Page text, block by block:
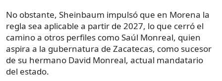
No obstante, Sheinbaum impulsó que en Morena la
regla sea aplicable a partir de 2027, lo que cerró el
camino a otros perfiles como Saúl Monreal, quien
aspira a la gubernatura de Zacatecas, como sucesor
de su hermano David Monreal, actual mandatario
del estado.